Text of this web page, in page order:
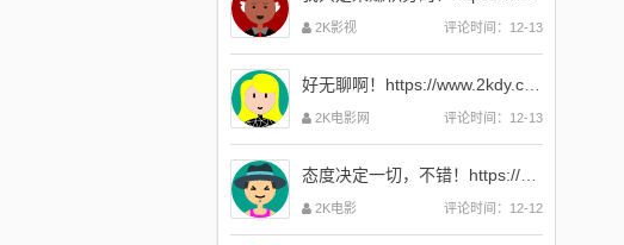
2K影视 评论时间：12-13
2K电影网 评论时间：12-13
2K电影 评论时间：12-12